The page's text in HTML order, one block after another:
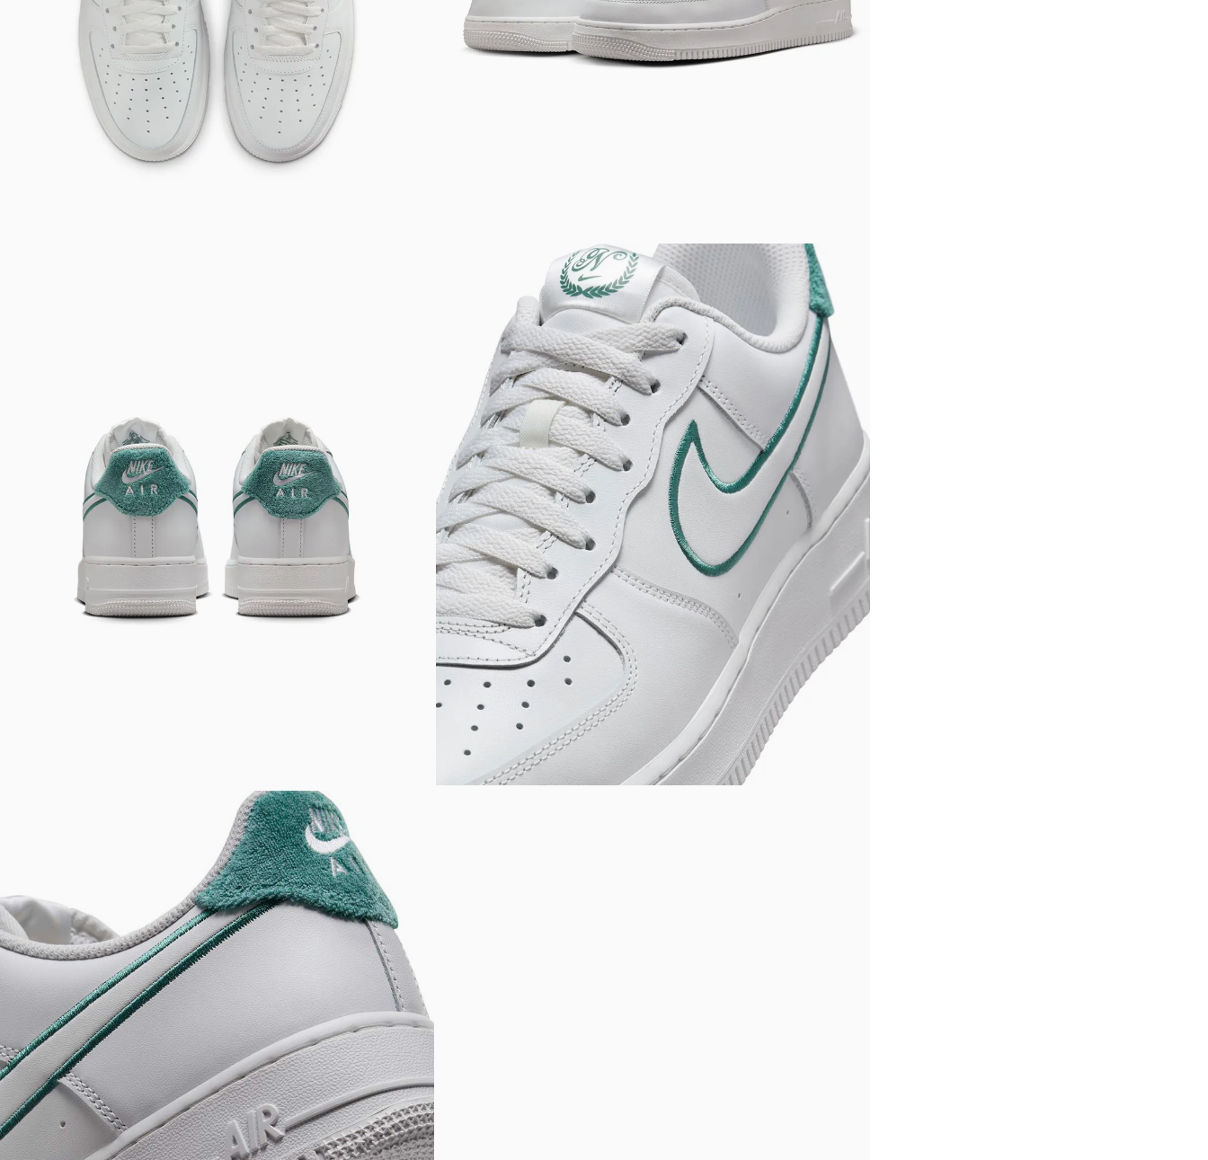
Bem-Vindo à artwalk
Para ter uma melhor experiência de compra, insira seu CEP
e veja a seleção de produtos disponíveis para sua região
DIGITE SEU CEP
BUSCAR